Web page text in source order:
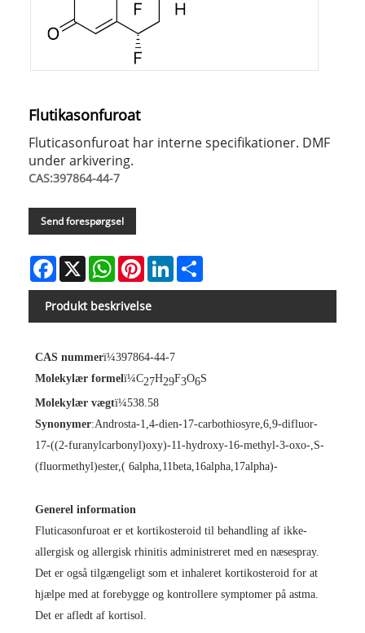
Flutikasonfuroat
Fluticasonfuroat har interne specifikationer. DMF
under arkivering.
CAS:397864-44-7
Send forespørgsel
Facebook
X WhatsAppPinterestLinkedIn
Produkt beskrivelse
CAS nummerï¼397864-44-7
Molekylær formelï¼C27H29F3O6S
Molekylær vægtï¼538.58
Synonymer:Androsta-1,4-dien-17-carbothiosyre,6,9-difluor-
17-((2-furanylcarbonyl)oxy)-11-hydroxy-16-methyl-3-oxo-,S-
(fluormethyl)ester,( 6alpha,11beta,16alpha,17alpha)-
Generel information
Fluticasonfuroat er et kortikosteroid til behandling af ikke-
allergisk og allergisk rhinitis administreret med en næsespray.
Det er også tilgængeligt som et inhaleret kortikosteroid for at
hjælpe med at forebygge og kontrollere symptomer på astma.
Det er afledt af kortisol.